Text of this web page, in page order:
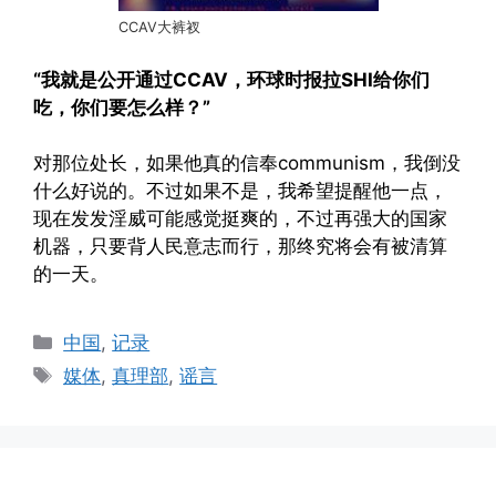
CCAV大裤衩
“我就是公开通过CCAV，环球时报拉SHI给你们
吃，你们要怎么样？”
对那位处长，如果他真的信奉communism，我倒没
什么好说的。不过如果不是，我希望提醒他一点，
现在发发淫威可能感觉挺爽的，不过再强大的国家
机器，只要背人民意志而行，那终究将会有被清算
的一天。
Categories
中国 ,记录
Tags
媒体,真理部,谣言